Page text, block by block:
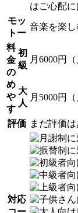
はご心配に
モッ
トー
音楽を楽し
料
金
の
め
や
す
初
級
月6000円
大
人
月5000円
評価 まだ評価
対応